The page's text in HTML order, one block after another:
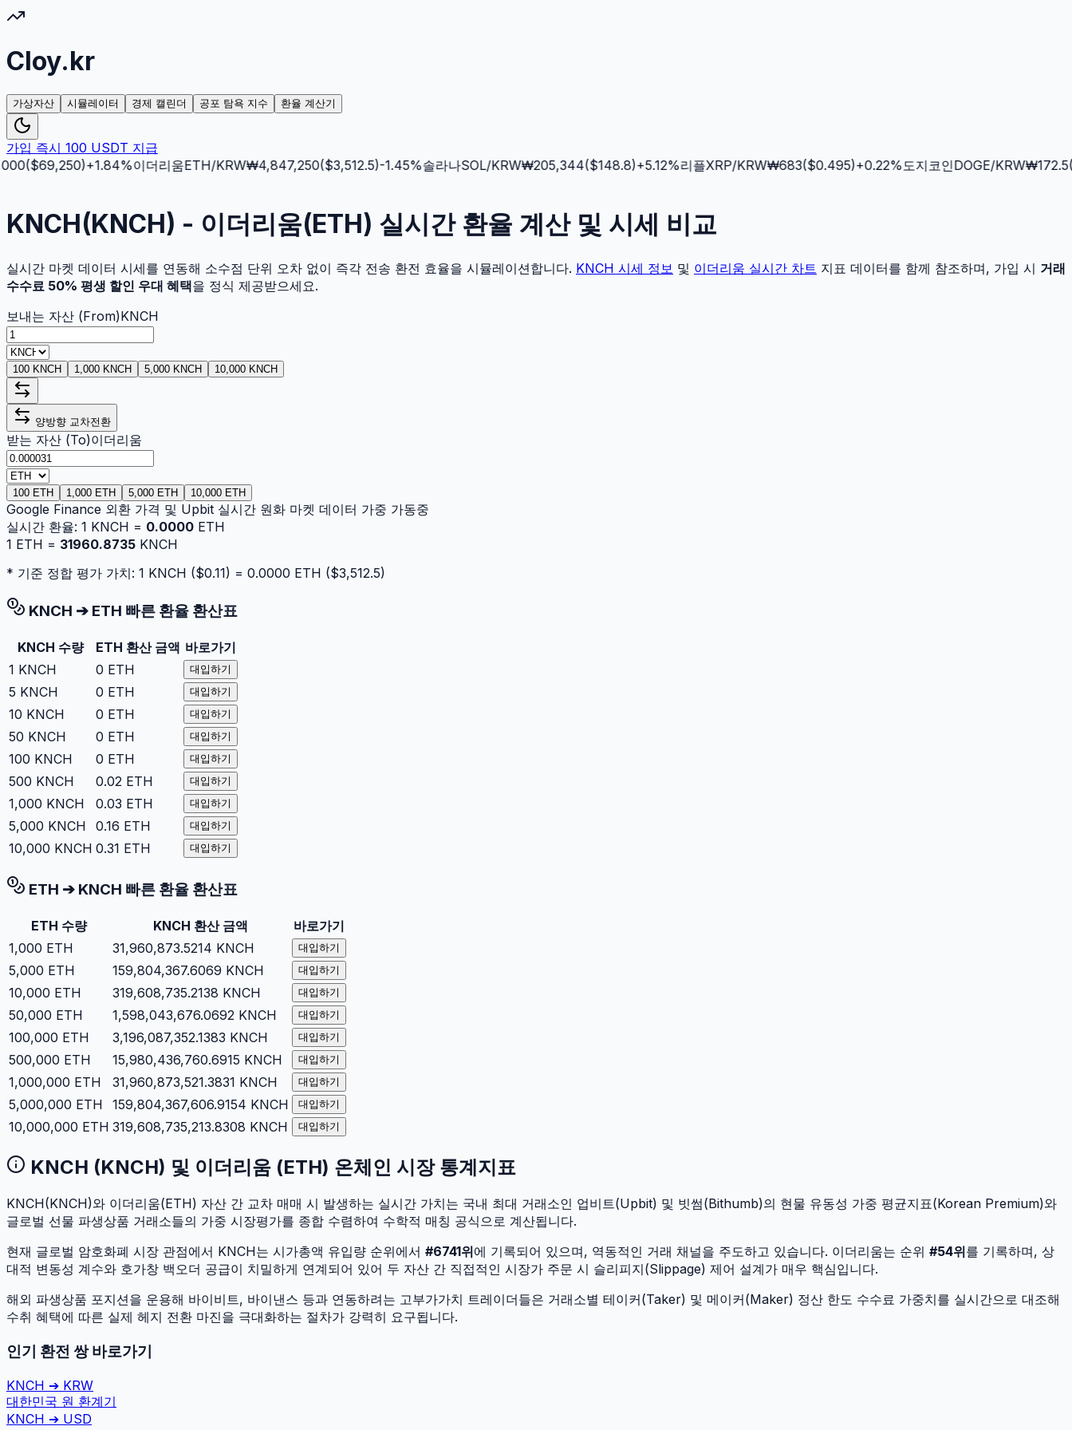
Cloy.kr
가상자산 시뮬레이터 경제 캘린더 공포 탐욕 지수 환율 계산기
가입 즉시 100 USDT 지급
($69,250)+1.84%이더리움ETH/KRW₩4,847,250($3,512.5)-1.45%솔라나SOL/KRW₩205,344($148.8)+5.12%리플XRP/KRW₩683($0.495)+0.22%도지코인DOGE/KRW₩172.5($
KNCH(KNCH) - 이더리움(ETH) 실시간 환율 계산 및 시세 비교
실시간 마켓 데이터 시세를 연동해 소수점 단위 오차 없이 즉각 전송 환전 효율을 시뮬레이션합니다. KNCH 시세 정보 및 이더리움 실시간 차트 지표 데이터를 함께 참조하며, 가입 시 거래
수수료 50% 평생 할인 우대 혜택을 정식 제공받으세요.
보내는 자산 (From)KNCH
100 KNCH 1,000 KNCH 5,000 KNCH 10,000 KNCH
양방향 교차전환
받는 자산 (To)이더리움
100 ETH 1,000 ETH 5,000 ETH 10,000 ETH
Google Finance 외환 가격 및 Upbit 실시간 원화 마켓 데이터 가중 가동중
실시간 환율: 1 KNCH = 0.0000 ETH
1 ETH = 31960.8735 KNCH
* 기준 정합 평가 가치: 1 KNCH ($0.11) = 0.0000 ETH ($3,512.5)
KNCH ➔ ETH 빠른 환율 환산표
KNCH 수량 ETH 환산 금액 바로가기
1 KNCH 0 ETH 대입하기
5 KNCH 0 ETH 대입하기
10 KNCH 0 ETH 대입하기
50 KNCH 0 ETH 대입하기
100 KNCH 0 ETH 대입하기
500 KNCH 0.02 ETH 대입하기
1,000 KNCH 0.03 ETH 대입하기
5,000 KNCH 0.16 ETH 대입하기
10,000 KNCH 0.31 ETH 대입하기
ETH ➔ KNCH 빠른 환율 환산표
ETH 수량 KNCH 환산 금액
바로가기
1,000 ETH 31,960,873.5214 KNCH 대입하기
5,000 ETH 159,804,367.6069 KNCH 대입하기
10,000 ETH 319,608,735.2138 KNCH 대입하기
50,000 ETH 1,598,043,676.0692 KNCH 대입하기
100,000 ETH 3,196,087,352.1383 KNCH 대입하기
500,000 ETH 15,980,436,760.6915 KNCH 대입하기
1,000,000 ETH 31,960,873,521.3831 KNCH 대입하기
5,000,000 ETH 159,804,367,606.9154 KNCH 대입하기
10,000,000 ETH 319,608,735,213.8308 KNCH 대입하기
KNCH (KNCH) 및 이더리움 (ETH) 온체인 시장 통계지표
KNCH(KNCH)와 이더리움(ETH) 자산 간 교차 매매 시 발생하는 실시간 가치는 국내 최대 거래소인 업비트(Upbit) 및 빗썸(Bithumb)의 현물 유동성 가중 평균지표(Korean Premium)와
글로벌 선물 파생상품 거래소들의 가중 시장평가를 종합 수렴하여 수학적 매칭 공식으로 계산됩니다.
현재 글로벌 암호화폐 시장 관점에서 KNCH는 시가총액 유입량 순위에서 #6741위에 기록되어 있으며, 역동적인 거래 채널을 주도하고 있습니다. 이더리움는 순위 #54위를 기록하며, 상
대적 변동성 계수와 호가창 백오더 공급이 치밀하게 연계되어 있어 두 자산 간 직접적인 시장가 주문 시 슬리피지(Slippage) 제어 설계가 매우 핵심입니다.
해외 파생상품 포지션을 운용해 바이비트, 바이낸스 등과 연동하려는 고부가가치 트레이더들은 거래소별 테이커(Taker) 및 메이커(Maker) 정산 한도 수수료 가중치를 실시간으로 대조해
수취 혜택에 따른 실제 헤지 전환 마진을 극대화하는 절차가 강력히 요구됩니다.
인기 환전 쌍 바로가기
KNCH ➔ KRW
대한민국 원 환계기
KNCH ➔ USD